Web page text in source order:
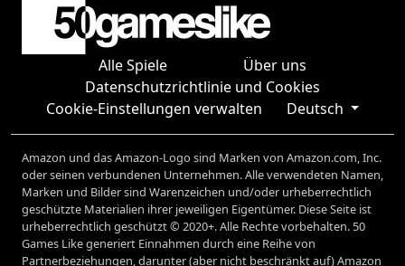
Alle Spiele
Über uns
Datenschutzrichtlinie und Cookies
Cookie-Einstellungen verwalten
Deutsch
Amazon und das Amazon-Logo sind Marken von Amazon.com, Inc.
oder seinen verbundenen Unternehmen. Alle verwendeten Namen,
Marken und Bilder sind Warenzeichen und/oder urheberrechtlich
geschützte Materialien ihrer jeweiligen Eigentümer. Diese Seite ist
urheberrechtlich geschützt © 2020+. Alle Rechte vorbehalten. 50
Games Like generiert Einnahmen durch eine Reihe von
Partnerbeziehungen, darunter (aber nicht beschränkt auf) Amazon